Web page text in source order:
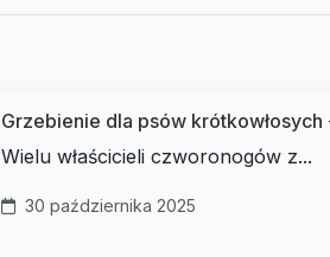
Grzebienie dla psów
Wielu właścicieli czworonogów z...
30 października 2025